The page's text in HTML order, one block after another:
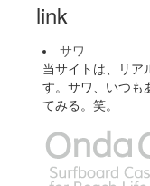
link
サワ
当サイトは、リア
す。サワ、いつも
てみる。笑。